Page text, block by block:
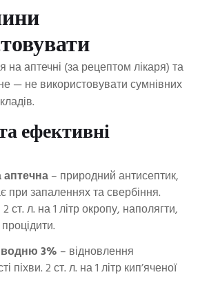
на аптечні (за рецептом лікаря) та
— не використовувати сумнівних
ефективні
– природний антисептик,
при запаленнях та свербіння.
ст. л. на 1 літр окропу, наполягти,
3% – відновлення
піхви. 2 ст. л. на 1 літр кип’яченої